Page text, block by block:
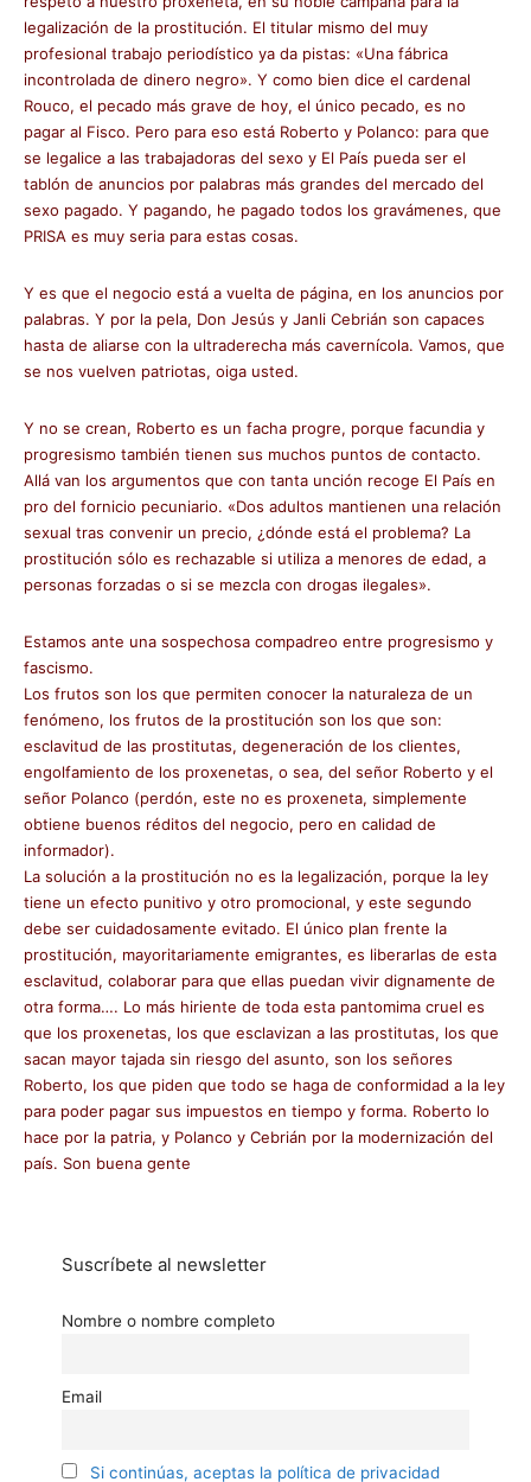
legalización de la prostitución. El titular mismo del muy
profesional trabajo periodístico ya da pistas: «Una fábrica
incontrolada de dinero negro». Y como bien dice el cardenal
Rouco, el pecado más grave de hoy, el único pecado, es no
pagar al Fisco. Pero para eso está Roberto y Polanco: para que
se legalice a las trabajadoras del sexo y El País pueda ser el
tablón de anuncios por palabras más grandes del mercado del
sexo pagado. Y pagando, he pagado todos los gravámenes, que
PRISA es muy seria para estas cosas.
Y es que el negocio está a vuelta de página, en los anuncios por
palabras. Y por la pela, Don Jesús y Janli Cebrián son capaces
hasta de aliarse con la ultraderecha más cavernícola. Vamos, que
se nos vuelven patriotas, oiga usted.
Y no se crean, Roberto es un facha progre, porque facundia y
progresismo también tienen sus muchos puntos de contacto.
Allá van los argumentos que con tanta unción recoge El País en
pro del fornicio pecuniario. «Dos adultos mantienen una relación
sexual tras convenir un precio, ¿dónde está el problema? La
prostitución sólo es rechazable si utiliza a menores de edad, a
personas forzadas o si se mezcla con drogas ilegales».
Estamos ante una sospechosa compadreo entre progresismo y
fascismo.
Los frutos son los que permiten conocer la naturaleza de un
fenómeno, los frutos de la prostitución son los que son:
esclavitud de las prostitutas, degeneración de los clientes,
engolfamiento de los proxenetas, o sea, del señor Roberto y el
señor Polanco (perdón, este no es proxeneta, simplemente
obtiene buenos réditos del negocio, pero en calidad de
informador).
La solución a la prostitución no es la legalización, porque la ley
tiene un efecto punitivo y otro promocional, y este segundo
debe ser cuidadosamente evitado. El único plan frente la
prostitución, mayoritariamente emigrantes, es liberarlas de esta
esclavitud, colaborar para que ellas puedan vivir dignamente de
otra forma…. Lo más hiriente de toda esta pantomima cruel es
que los proxenetas, los que esclavizan a las prostitutas, los que
sacan mayor tajada sin riesgo del asunto, son los señores
Roberto, los que piden que todo se haga de conformidad a la ley
para poder pagar sus impuestos en tiempo y forma. Roberto lo
hace por la patria, y Polanco y Cebrián por la modernización del
país. Son buena gente
Suscríbete al newsletter
Nombre o nombre completo
Email
Si continúas, aceptas la política de privacidad